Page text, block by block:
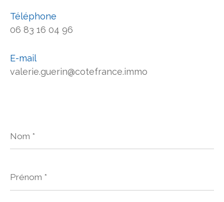
Téléphone
06 83 16 04 96
E-mail
valerie.guerin@cotefrance.immo
*
*